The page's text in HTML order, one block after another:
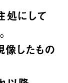
処にして
像したもの